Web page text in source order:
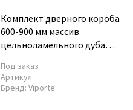
Комплект дверного короба
600-900 мм массив
цельноламельного дуба
Под заказ
Артикул:
Бренд: Viporte